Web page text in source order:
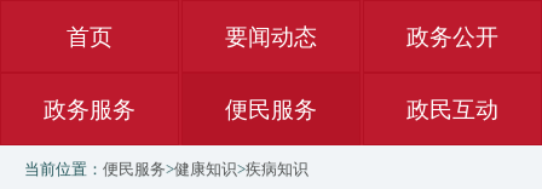
首页 要闻动态 政务公开
政务服务 便民服务 政民互动
当前位置： 便民服务>健康知识>疾病知识